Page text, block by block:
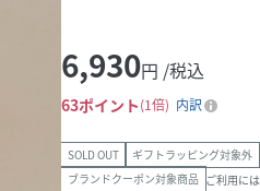
6,930円 /税込
63ポイント 1倍 内訳
SOLD OUT
ギフトラッピング対象外
ブランドクーポン対象商品 ご利用には